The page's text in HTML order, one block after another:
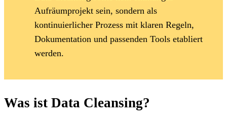
Aufräumprojekt sein, sondern als
kontinuierlicher Prozess mit klaren Regeln,
Dokumentation und passenden Tools etabliert
werden.
Was ist Data Cleansing?